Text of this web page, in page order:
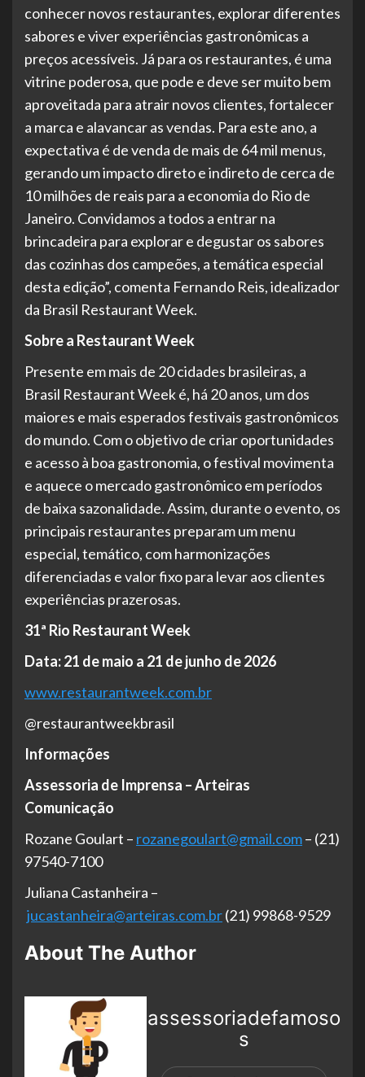
conhecer novos restaurantes, explorar diferentes
sabores e viver experiências gastronômicas a
preços acessíveis. Já para os restaurantes, é uma
vitrine poderosa, que pode e deve ser muito bem
aproveitada para atrair novos clientes, fortalecer
a marca e alavancar as vendas. Para este ano, a
expectativa é de venda de mais de 64 mil menus,
gerando um impacto direto e indireto de cerca de
10 milhões de reais para a economia do Rio de
Janeiro. Convidamos a todos a entrar na
brincadeira para explorar e degustar os sabores
das cozinhas dos campeões, a temática especial
desta edição”, comenta Fernando Reis, idealizador
da Brasil Restaurant Week.
Sobre a Restaurant Week
Presente em mais de 20 cidades brasileiras, a
Brasil Restaurant Week é, há 20 anos, um dos
maiores e mais esperados festivais gastronômicos
do mundo. Com o objetivo de criar oportunidades
e acesso à boa gastronomia, o festival movimenta
e aquece o mercado gastronômico em períodos
de baixa sazonalidade. Assim, durante o evento, os
principais restaurantes preparam um menu
especial, temático, com harmonizações
diferenciadas e valor fixo para levar aos clientes
experiências prazerosas.
31ª Rio Restaurant Week
Data: 21 de maio a 21 de junho de 2026
www.restaurantweek.com.br
@restaurantweekbrasil
Informações
Assessoria de Imprensa – Arteiras
Comunicação
Rozane Goulart – rozanegoulart@gmail.com– (21)
97540-7100
Juliana Castanheira –
jucastanheira@arteiras.com.br(21) 99868-9529
About The Author
assessoriadefamoso
s